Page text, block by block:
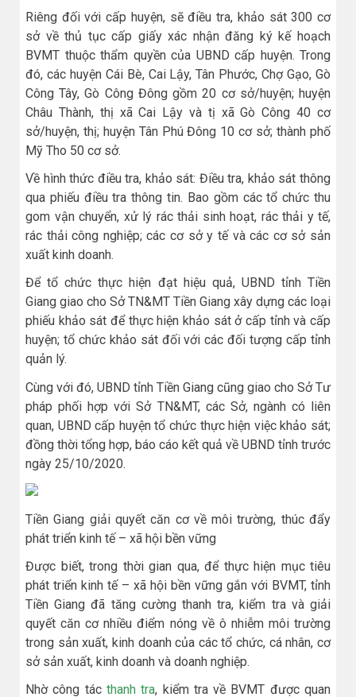
Riêng đối với cấp huyện, sẽ điều tra, khảo sát 300 cơ
sở về thủ tục cấp giấy xác nhận đăng ký kế hoạch
BVMT thuộc thẩm quyền của UBND cấp huyện. Trong
đó, các huyện Cái Bè, Cai Lậy, Tân Phước, Chợ Gạo, Gò
Công Tây, Gò Công Đông gồm 20 cơ sở/huyện; huyện
Châu Thành, thị xã Cai Lậy và tị xã Gò Công 40 cơ
sở/huyện, thị; huyện Tân Phú Đông 10 cơ sở; thành phố
Mỹ Tho 50 cơ sở.
Về hình thức điều tra, khảo sát: Điều tra, khảo sát thông
qua phiếu điều tra thông tin. Bao gồm các tổ chức thu
gom vận chuyển, xử lý rác thải sinh hoạt, rác thải y tế,
rác thải công nghiệp; các cơ sở y tế và các cơ sở sản
xuất kinh doanh.
Để tổ chức thực hiện đạt hiệu quả, UBND tỉnh Tiền
Giang giao cho Sở TN&MT Tiền Giang xây dựng các loại
phiếu khảo sát để thực hiện khảo sát ở cấp tỉnh và cấp
huyện; tổ chức khảo sát đối với các đối tượng cấp tỉnh
quản lý.
Cùng với đó, UBND tỉnh Tiền Giang cũng giao cho Sở Tư
pháp phối hợp với Sở TN&MT, các Sở, ngành có liên
quan, UBND cấp huyện tổ chức thực hiện việc khảo sát;
đồng thời tổng hợp, báo cáo kết quả về UBND tỉnh trước
ngày 25/10/2020.
Tiền Giang giải quyết căn cơ về môi trường, thúc đẩy
phát triển kinh tế – xã hội bền vững
Được biết, trong thời gian qua, để thực hiện mục tiêu
phát triển kinh tế – xã hội bền vững gắn với BVMT, tỉnh
Tiền Giang đã tăng cường thanh tra, kiểm tra và giải
quyết căn cơ nhiều điểm nóng về ô nhiễm môi trường
trong sản xuất, kinh doanh của các tổ chức, cá nhân, cơ
sở sản xuất, kinh doanh và doanh nghiệp.
Nhờ công tác thanh tra, kiểm tra về BVMT được quan